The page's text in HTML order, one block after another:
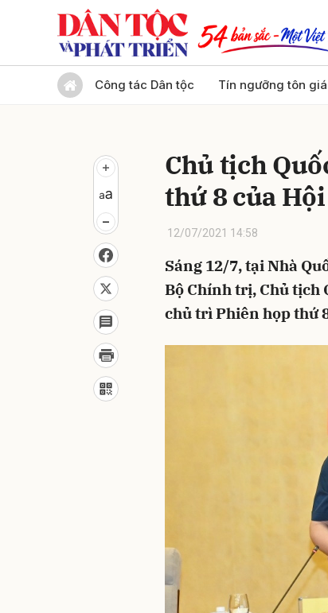
Công tác Dân tộc Tín ngưỡng tôn
Chủ tịch
thứ 8 của
12/07/2021 14:58
Sáng 12/7, tại Nhà
Bộ Chính trị, Chủ tịch
chủ trì Phiên họp thứ